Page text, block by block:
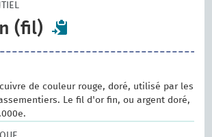
(fil)
de couleur rouge, doré, utilisé par les
Le fil d'or fin, ou argent doré,